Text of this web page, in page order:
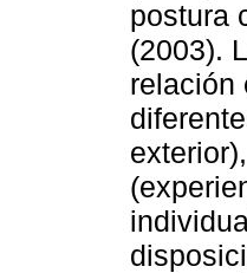
postura
(2003).
relación